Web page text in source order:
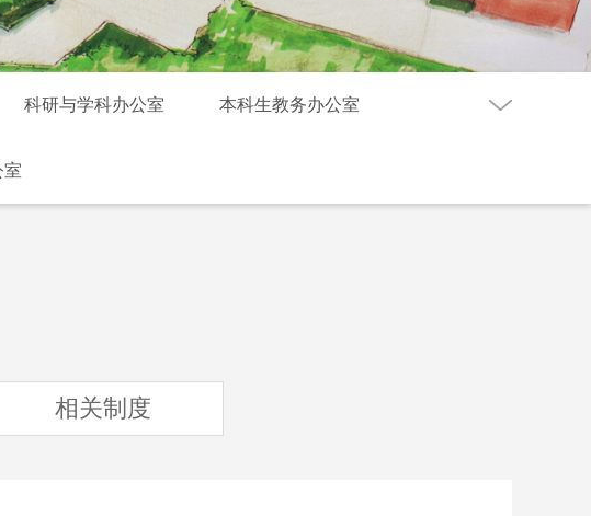
科研与学科办公室 本科生教务办公室
室
相关制度